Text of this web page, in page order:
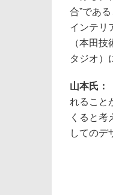
合”であ
インテリ
（本田
タジオ）
山本氏：
れること
くると考
してのデ